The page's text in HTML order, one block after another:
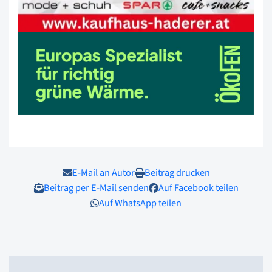
E-Mail an Autor
Beitrag drucken
Beitrag per E-Mail senden
Auf Facebook teilen
Auf WhatsApp teilen